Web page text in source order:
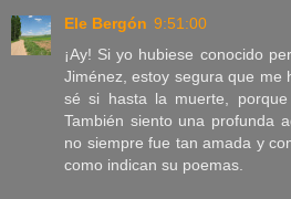
Ele Bergón 9:51:00
¡Ay! Si yo hubiese conocido
Jiménez, estoy segura que me
sé si hasta la muerte, porque
También siento una profunda
no siempre fue tan amada y
como indican su poemas.